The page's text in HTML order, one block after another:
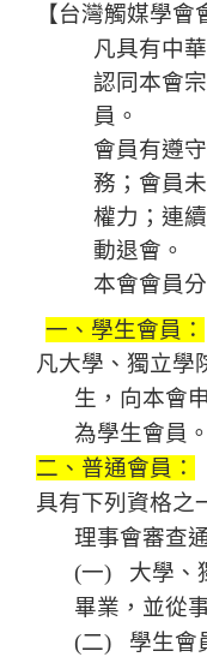
【台灣觸媒學會
凡具有中
認同本會
員。
會員有遵
務；會員
權力；連
動退會。
本會會員
一、學生會員：
凡大學、獨立學
生，向本會
為學生會員。
二、普通會員：
具有下列資格之
理事會審查
(一) 大學、
畢業，並從
(二) 學生會